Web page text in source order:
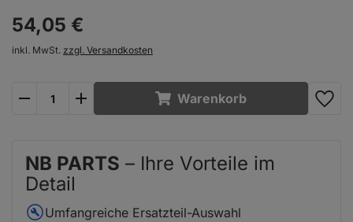
54,05 €
inkl. MwSt. zzgl. Versandkosten
Warenkorb
NB PARTS – Ihre Vorteile im
Detail
Umfangreiche Ersatzteil-Auswahl